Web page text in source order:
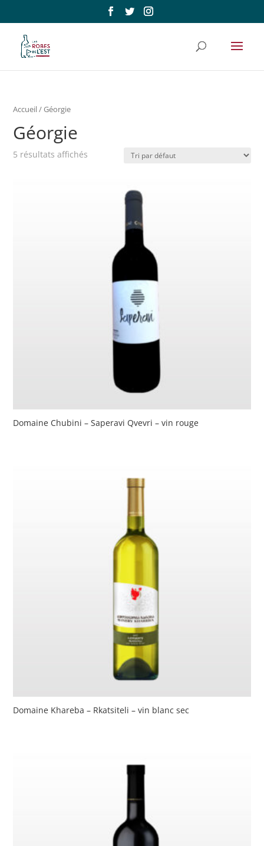
Accueil/ Géorgie
Géorgie
5 résultats affichés
Domaine Chubini – Saperavi Qvevri – vin rouge
Domaine Khareba – Rkatsiteli – vin blanc sec